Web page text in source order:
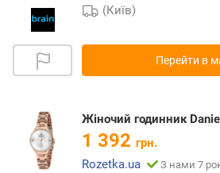
(Київ)
Перейти в
Жіночий годинник
1 392 грн.
Rozetka.ua
З нами 7